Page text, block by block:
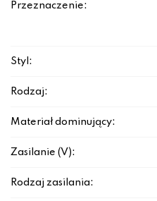
Przeznaczenie:
Styl:
Rodzaj:
Materiał dominujący:
Zasilanie (V):
Rodzaj zasilania: